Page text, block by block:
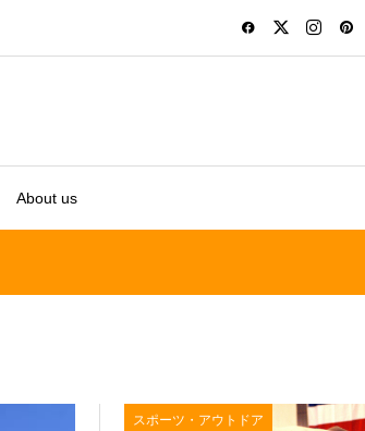
About us
スポーツ・アウトドア